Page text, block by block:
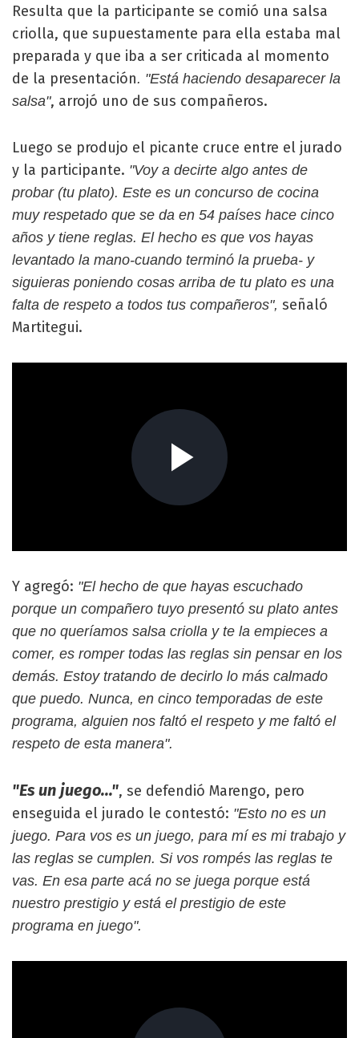
Resulta que la participante se comió una salsa
criolla, que supuestamente para ella estaba mal
preparada y que iba a ser criticada al momento
de la presentación. "Está haciendo desaparecer la
salsa", arrojó uno de sus compañeros.
Luego se produjo el picante cruce entre el jurado
y la participante. "Voy a decirte algo antes de
probar (tu plato). Este es un concurso de cocina
muy respetado que se da en 54 países hace cinco
años y tiene reglas. El hecho es que vos hayas
levantado la mano-cuando terminó la prueba- y
siguieras poniendo cosas arriba de tu plato es una
falta de respeto a todos tus compañeros", señaló
Martitegui.
Y agregó: "El hecho de que hayas escuchado
porque un compañero tuyo presentó su plato antes
que no queríamos salsa criolla y te la empieces a
comer, es romper todas las reglas sin pensar en los
demás. Estoy tratando de decirlo lo más calmado
que puedo. Nunca, en cinco temporadas de este
programa, alguien nos faltó el respeto y me faltó el
respeto de esta manera".
"Es un juego...", se defendió Marengo, pero
enseguida el jurado le contestó: "Esto no es un
juego. Para vos es un juego, para mí es mi trabajo y
las reglas se cumplen. Si vos rompés las reglas te
vas. En esa parte acá no se juega porque está
nuestro prestigio y está el prestigio de este
programa en juego".